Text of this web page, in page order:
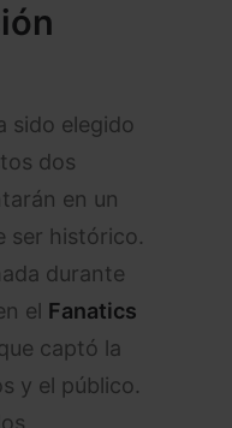
sido elegido
dos
en un
ser histórico.
durante
el Fanatics
captó la
y el público.